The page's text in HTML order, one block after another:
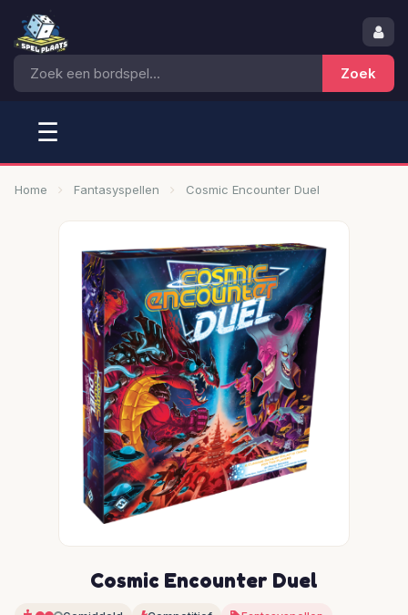
☰
Home Fantasyspellen Cosmic Encounter Duel
Cosmic Encounter Duel